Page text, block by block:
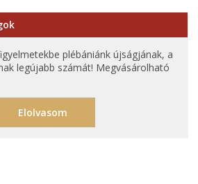
plébániánk újságjának, a
legújabb számát! Megvásárolható
Elolvasom